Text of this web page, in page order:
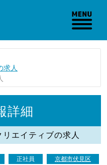
求人
詳細
エイティブの求人
正社員 京都市伏見区